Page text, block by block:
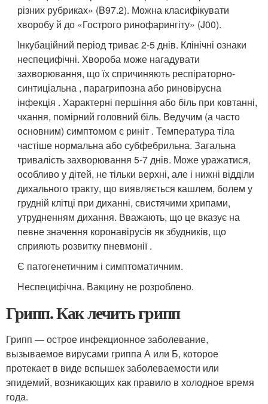
різних рубриках» (B97.2). Можна класифікувати
хворобу й до «Гострого ринофарингіту» (J00).
Інкубаційний період триває 2-5 днів. Клінічні ознаки
неспецифічні. Хвороба може нагадувати
захворювання, що їх спричиняють респіраторно-
синтиціальна , парагрипозна або риновірусна
інфекція . Характерні першіння або біль при ковтанні,
чхання, помірний головний біль. Ведучим (а часто
основним) симптомом є риніт . Температура тіла
частіше нормальна або субфебрильна. Загальна
тривалість захворювання 5-7 днів. Може уражатися,
особливо у дітей, не тільки верхні, але і нижні відділи
дихального тракту, що виявляється кашлем, болем у
грудній клітці при диханні, свистячими хрипами,
утрудненням дихання. Вважають, що це вказує на
певне значення коронавірусів як збудників, що
сприяють розвитку пневмонії .
Є патогенетичним і симптоматичним.
Неспецифічна. Вакцину не розроблено.
Грипп. Как лечить грипп
Грипп — острое инфекционное заболевание,
вызываемое вирусами гриппа А или Б, которое
протекает в виде вспышек заболеваемости или
эпидемий, возникающих как правило в холодное время
года.